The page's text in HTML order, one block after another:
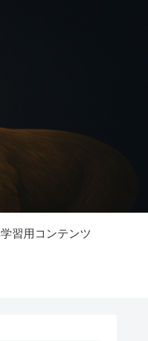
学習用コンテンツ